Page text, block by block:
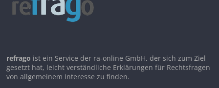
refrago ist ein Service der ra-online GmbH, der sich zum Ziel
gesetzt hat, leicht verständliche Erklärungen für Rechtsfragen
von allgemeinem Interesse zu finden.